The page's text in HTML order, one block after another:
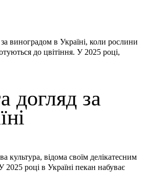
виноградом в Україні, коли рослини
до цвітіння. У 2025 році,
догляд за
культура, відома своїм делікатесним
році в Україні пекан набуває